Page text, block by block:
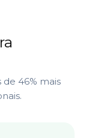
46% mais